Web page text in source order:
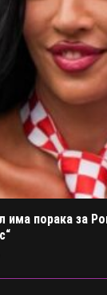
порака за